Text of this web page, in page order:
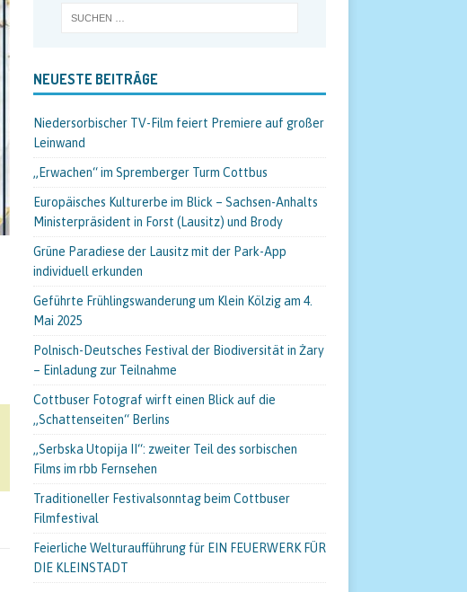
NEUESTE BEITRÄGE
Niedersorbischer TV-Film feiert Premiere auf großer
Leinwand
„Erwachen“ im Spremberger Turm Cottbus
Europäisches Kulturerbe im Blick – Sachsen-Anhalts
Ministerpräsident in Forst (Lausitz) und Brody
Grüne Paradiese der Lausitz mit der Park-App
individuell erkunden
Geführte Frühlingswanderung um Klein Kölzig am 4.
Mai 2025
Polnisch-Deutsches Festival der Biodiversität in Żary
– Einladung zur Teilnahme
Cottbuser Fotograf wirft einen Blick auf die
„Schattenseiten“ Berlins
„Serbska Utopija II“: zweiter Teil des sorbischen
Films im rbb Fernsehen
Traditioneller Festivalsonntag beim Cottbuser
Filmfestival
Feierliche Welturaufführung für EIN FEUERWERK FÜR
DIE KLEINSTADT